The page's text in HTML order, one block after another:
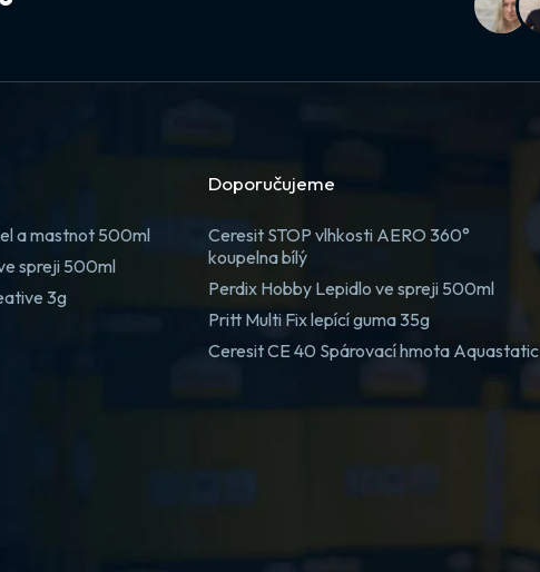
a mastnot 500ml
spreji 500ml
3g
Doporučujeme
Ceresit STOP vlhkosti AERO 360°
koupelna bílý
Perdix Hobby Lepidlo ve spreji 500ml
Pritt Multi Fix lepící guma 35g
Ceresit CE 40 Spárovací hmota Aquastatic